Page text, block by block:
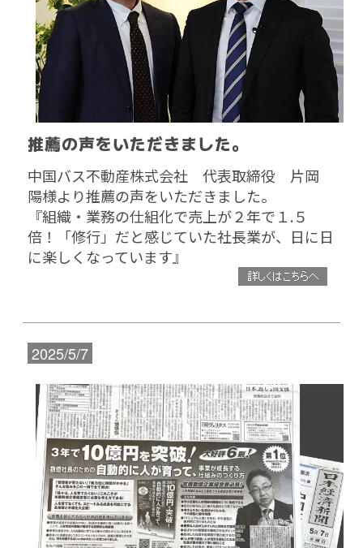
推薦の声をいただきました。
中国バス不動産株式会社 代表取締役 片岡
陽様より推薦の声をいただきました。
『組織・業務の仕組化で売上が２年で１.５
倍！「修行」だと感じていた社長業が、日に日
に楽しくなっています』
2025/5/7